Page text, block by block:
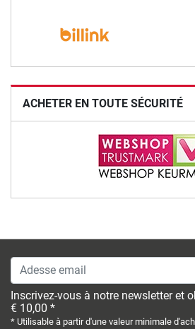
ACHETER EN TOUTE SÉCURITÉ
Adesse email
Inscrivez-vous à notre newsletter et
€ 10,00 *
* Utilisable à partir d'une valeur minimale